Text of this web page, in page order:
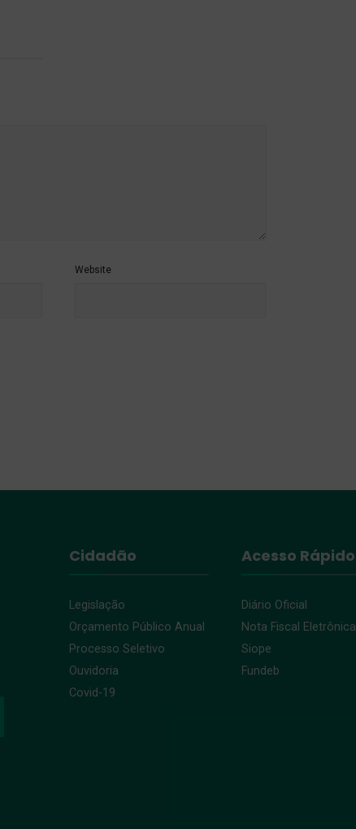
Website
Cidadão
Legislação
Orçamento Público Anual
Processo Seletivo
Ouvidoria
Covid-19
Acesso Rápido
Diário Oficial
Nota Fiscal Eletrônica
Siope
Fundeb